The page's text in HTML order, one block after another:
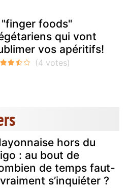
foods"
qui vont
vos apéritifs!
hors du
: au bout de
de temps faut-
s’inquiéter ?